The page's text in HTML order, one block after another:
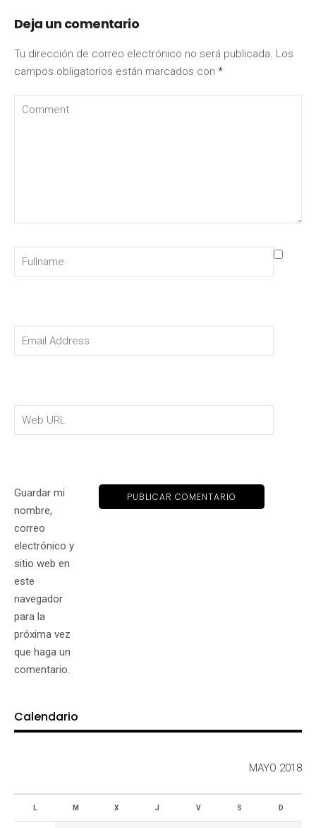
Deja un comentario
Tu dirección de correo electrónico no será publicada. Los
campos obligatorios están marcados con *
Guardar mi
nombre,
correo
electrónico y
sitio web en
este
navegador
para la
próxima vez
que haga un
comentario.
Calendario
MAYO 2018
L M X J V S D